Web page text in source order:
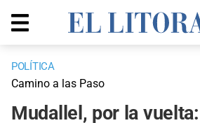
POLÍTICA
Camino a las Paso
Mudallel, por la